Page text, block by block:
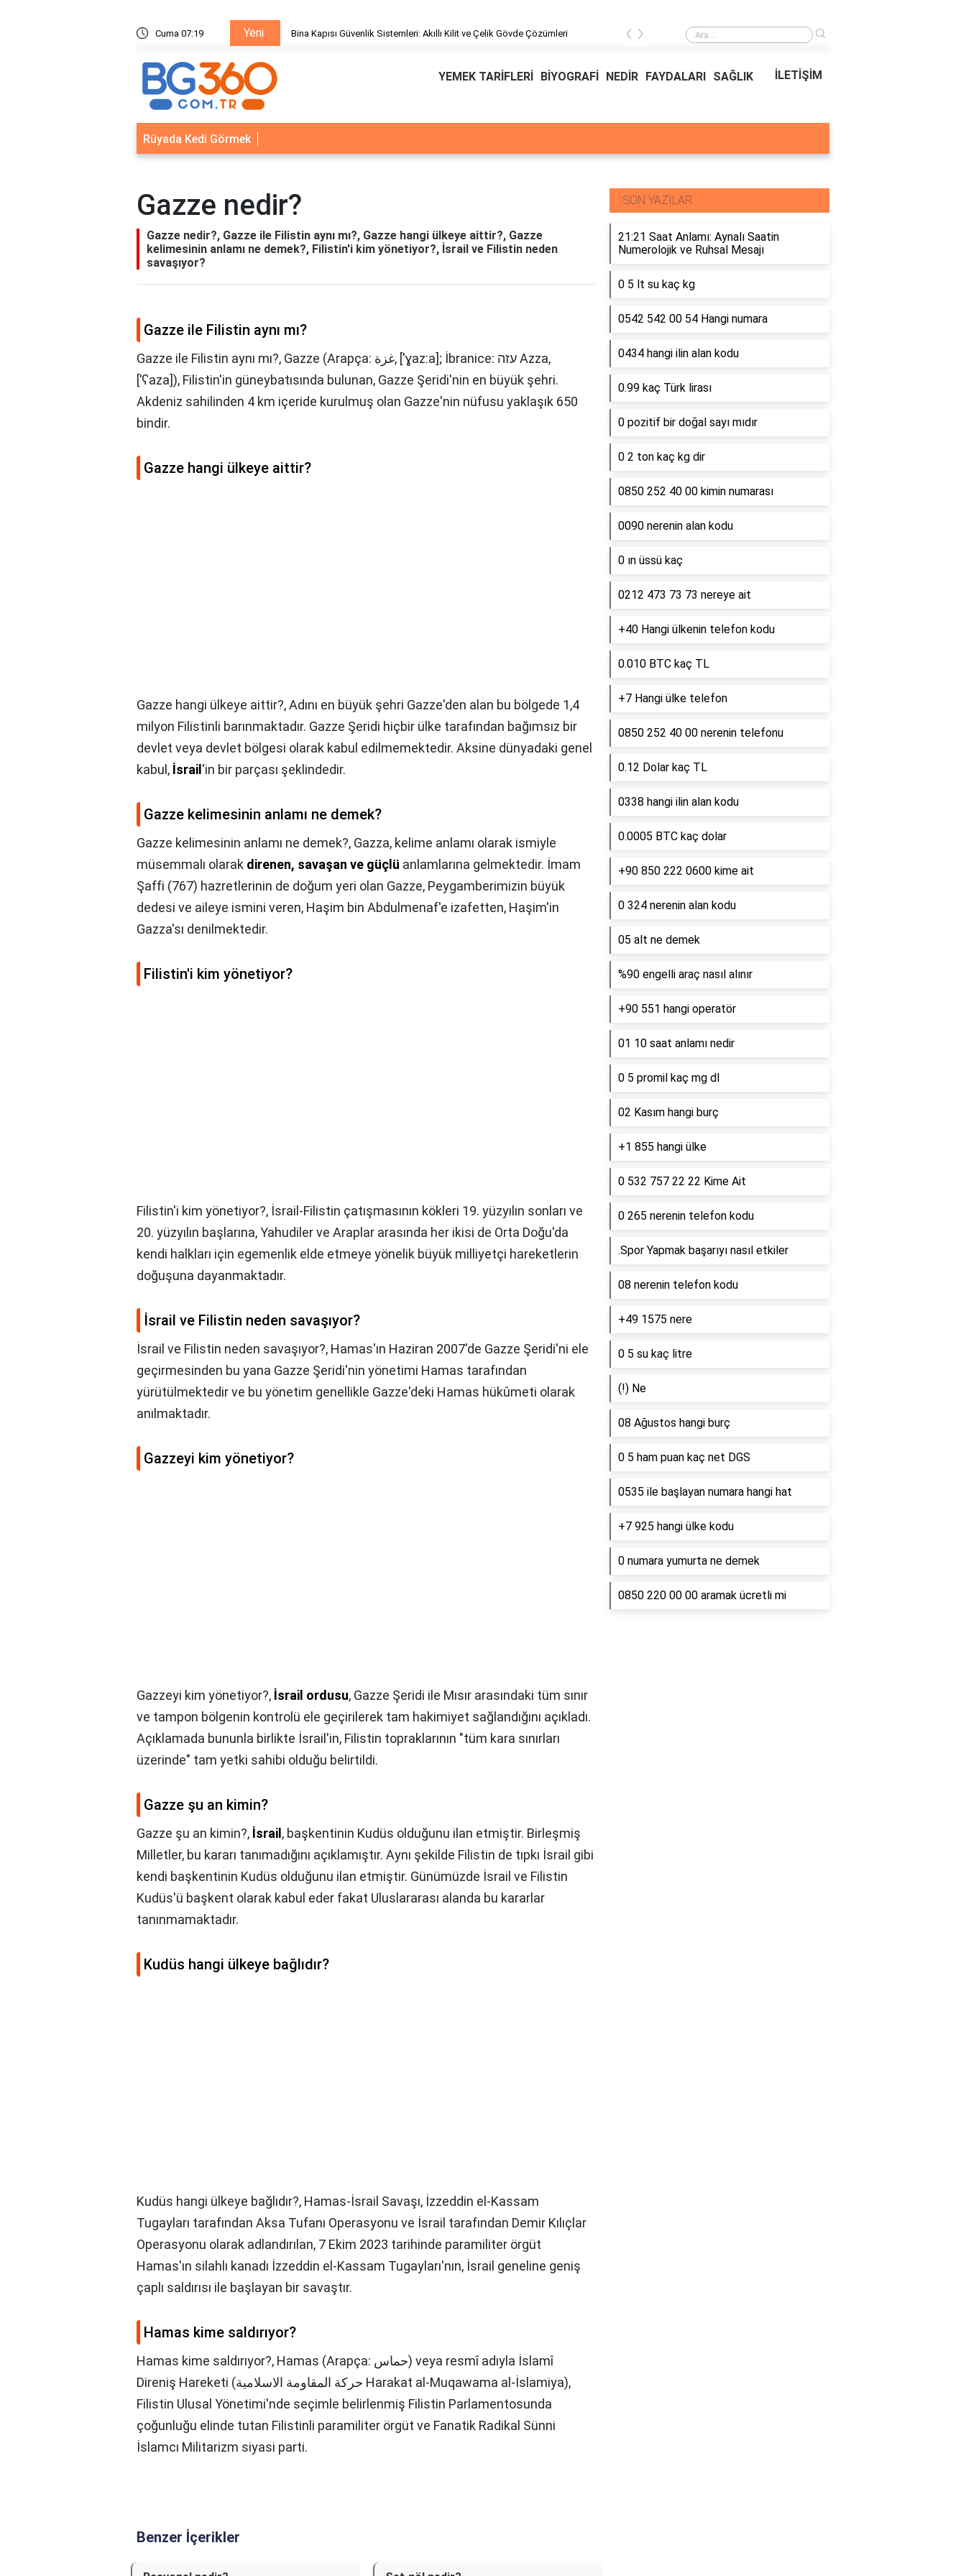
Cuma 07:19 Yeni
Sistemleri: Akıllı Kilit ve Çelik Gövde Çözümleri Bina Kapısı Güvenlik Sistemleri: Akıllı Kilit ve Çelik Gövde Çözümleri Ödeal Müşteri Hizmetleri
‹ ›
YEMEK TARİFLERİ BİYOGRAFİ NEDİR FAYDALARI SAĞLIK İLETİŞİM
Rüyada Kedi Görmek
Gazze nedir?
Gazze nedir?, Gazze ile Filistin aynı mı?, Gazze hangi ülkeye aittir?, Gazze
kelimesinin anlamı ne demek?, Filistin'i kim yönetiyor?, İsrail ve Filistin neden
savaşıyor?
Gazze ile Filistin aynı mı?
Gazze ile Filistin aynı mı?, Gazze (Arapça: غزة, [ˈɣazːa]; İbranice: עזה Azza,
[ˈʕaza]), Filistin'in güneybatısında bulunan, Gazze Şeridi'nin en büyük şehri.
Akdeniz sahilinden 4 km içeride kurulmuş olan Gazze'nin nüfusu yaklaşık 650
bindir.
Gazze hangi ülkeye aittir?
Gazze hangi ülkeye aittir?,Adını en büyük şehri Gazze'den alan bu bölgede 1,4
milyon Filistinli barınmaktadır. Gazze Şeridi hiçbir ülke tarafından bağımsız bir
devlet veya devlet bölgesi olarak kabul edilmemektedir. Aksine dünyadaki genel
kabul, İsrail 'in bir parçası şeklindedir.
Gazze kelimesinin anlamı ne demek?
Gazze kelimesinin anlamı ne demek?, Gazza, kelime anlamı olarak ismiyle
müsemmalı olarak direnen, savaşan ve güçlü anlamlarına gelmektedir. İmam
Şaffi (767) hazretlerinin de doğum yeri olan Gazze, Peygamberimizin büyük
dedesi ve aileye ismini veren, Haşim bin Abdulmenaf'e izafetten, Haşim'in
Gazza'sı denilmektedir.
Filistin'i kim yönetiyor?
Filistin'i kim yönetiyor?, İsrail-Filistin çatışmasının kökleri 19. yüzyılın sonları ve
20. yüzyılın başlarına, Yahudiler ve Araplar arasında her ikisi de Orta Doğu'da
kendi halkları için egemenlik elde etmeye yönelik büyük milliyetçi hareketlerin
doğuşuna dayanmaktadır.
İsrail ve Filistin neden savaşıyor?
İsrail ve Filistin neden savaşıyor?, Hamas'ın Haziran 2007'de Gazze Şeridi'ni ele
geçirmesinden bu yana Gazze Şeridi'nin yönetimi Hamas tarafından
yürütülmektedir ve bu yönetim genellikle Gazze'deki Hamas hükûmeti olarak
anılmaktadır.
Gazzeyi kim yönetiyor?
Gazzeyi kim yönetiyor?, İsrail ordusu, Gazze Şeridi ile Mısır arasındaki tüm sınır
ve tampon bölgenin kontrolü ele geçirilerek tam hakimiyet sağlandığını açıkladı.
Açıklamada bununla birlikte İsrail'in, Filistin topraklarının "tüm kara sınırları
üzerinde" tam yetki sahibi olduğu belirtildi.
Gazze şu an kimin?
Gazze şu an kimin?, İsrail , başkentinin Kudüs olduğunu ilan etmiştir. Birleşmiş
Milletler, bu kararı tanımadığını açıklamıştır. Aynı şekilde Filistin de tıpkı İsrail gibi
kendi başkentinin Kudüs olduğunu ilan etmiştir. Günümüzde İsrail ve Filistin
Kudüs'ü başkent olarak kabul eder fakat Uluslararası alanda bu kararlar
tanınmamaktadır.
Kudüs hangi ülkeye bağlıdır?
Kudüs hangi ülkeye bağlıdır?, Hamas-İsrail Savaşı, İzzeddin el-Kassam
Tugayları tarafından Aksa Tufanı Operasyonu ve İsrail tarafından Demir Kılıçlar
Operasyonu olarak adlandırılan, 7 Ekim 2023 tarihinde paramiliter örgüt
Hamas'ın silahlı kanadı İzzeddin el-Kassam Tugayları'nın, İsrail geneline geniş
çaplı saldırısı ile başlayan bir savaştır.
Hamas kime saldırıyor?
Hamas kime saldırıyor?, Hamas (Arapça: حماس) veya resmî adıyla İslamî
Direniş Hareketi (حركة المقاومة الاسلامية Harakat al-Muqawama al-İslamiya),
Filistin Ulusal Yönetimi'nde seçimle belirlenmiş Filistin Parlamentosunda
çoğunluğu elinde tutan Filistinli paramiliter örgüt ve Fanatik Radikal Sünni
İslamcı Militarizm siyasi parti.
Benzer İçerikler
SON YAZILAR
21:21 Saat Anlamı: Aynalı Saatin
Numerolojik ve Ruhsal Mesajı
0 5 lt su kaç kg
0542 542 00 54 Hangi numara
0434 hangi ilin alan kodu
0.99 kaç Türk lirası
0 pozitif bir doğal sayı mıdır
0 2 ton kaç kg dir
0850 252 40 00 kimin numarası
0090 nerenin alan kodu
0 ın üssü kaç
0212 473 73 73 nereye ait
+40 Hangi ülkenin telefon kodu
0.010 BTC kaç TL
+7 Hangi ülke telefon
0850 252 40 00 nerenin telefonu
0.12 Dolar kaç TL
0338 hangi ilin alan kodu
0.0005 BTC kaç dolar
+90 850 222 0600 kime ait
0 324 nerenin alan kodu
05 alt ne demek
%90 engelli araç nasıl alınır
+90 551 hangi operatör
01 10 saat anlamı nedir
0 5 promil kaç mg dl
02 Kasım hangi burç
+1 855 hangi ülke
0 532 757 22 22 Kime Ait
0 265 nerenin telefon kodu
.Spor Yapmak başarıyı nasıl etkiler
08 nerenin telefon kodu
+49 1575 nere
0 5 su kaç litre
(!) Ne
08 Ağustos hangi burç
0 5 ham puan kaç net DGS
0535 ile başlayan numara hangi hat
+7 925 hangi ülke kodu
0 numara yumurta ne demek
0850 220 00 00 aramak ücretli mi